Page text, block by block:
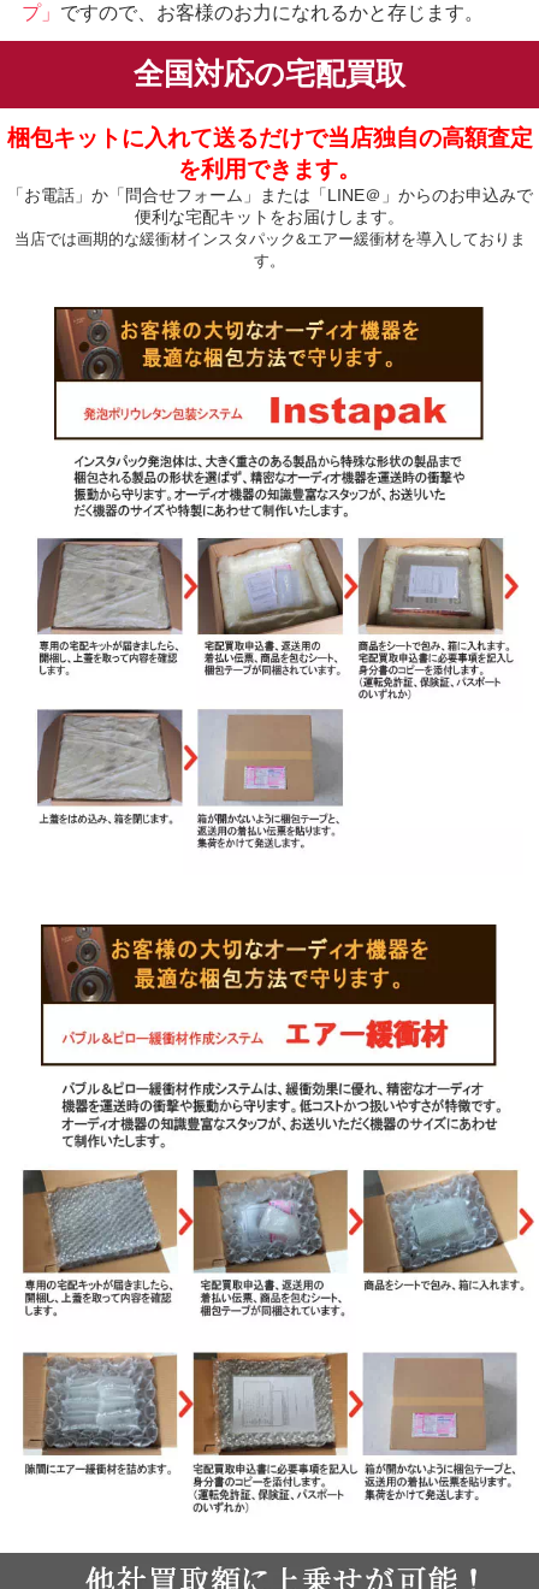
プ」 ですので、お客様のお力になれるかと存じます。
全国対応の宅配買取
梱包キットに入れて送るだけで当店独自の高額査定
を利用できます。
「お電話」か「問合せフォーム」または「LINE＠」からのお申込みで
便利な宅配キットをお届けします。
当店では画期的な緩衝材インスタパック&エアー緩衝材を導入しておりま
す。